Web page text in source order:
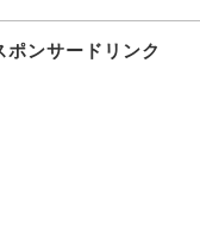
ポンサードリンク